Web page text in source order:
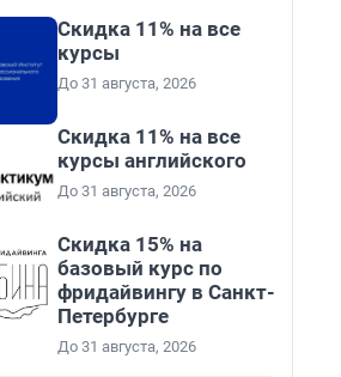
Скидка 11% на все
курсы
До 31 августа, 2026
Скидка 11% на все
курсы английского
До 31 августа, 2026
Скидка 15% на
базовый курс по
фридайвингу в Санкт-
Петербурге
До 31 августа, 2026